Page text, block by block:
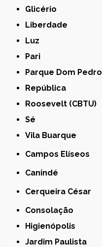
Glicério
Liberdade
Luz
Pari
Parque Dom Pedro
República
Roosevelt (CBTU)
Sé
Vila Buarque
Campos Elíseos
Canindé
Cerqueira César
Consolação
Higienópolis
Jardim Paulista